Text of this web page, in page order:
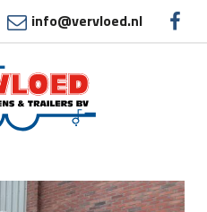
info@vervloed.nl